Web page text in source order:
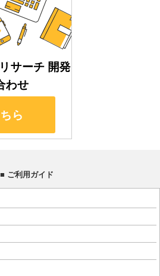
■ ご利用ガイド